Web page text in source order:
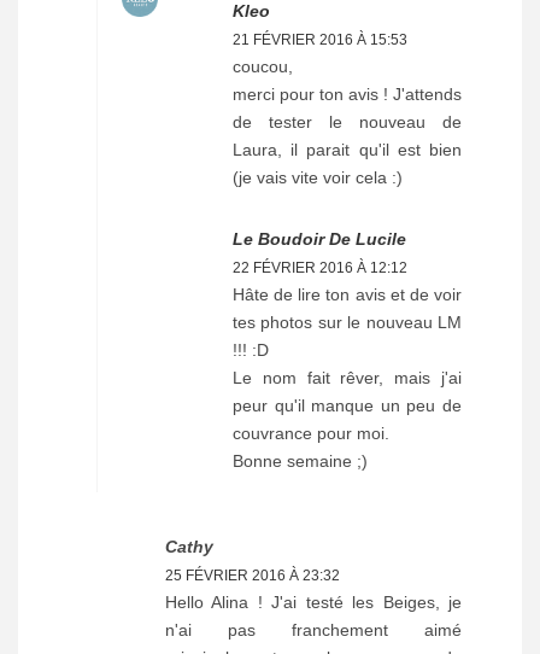
Kleo
21 FÉVRIER 2016 À 15:53
coucou,
merci pour ton avis ! J'attends
de tester le nouveau de
Laura, il parait qu'il est bien
(je vais vite voir cela :)
Le Boudoir De Lucile
22 FÉVRIER 2016 À 12:12
Hâte de lire ton avis et de voir
tes photos sur le nouveau LM
!!! :D
Le nom fait rêver, mais j'ai
peur qu'il manque un peu de
couvrance pour moi.
Bonne semaine ;)
Cathy
25 FÉVRIER 2016 À 23:32
Hello Alina ! J'ai testé les Beiges, je
n'ai pas franchement aimé